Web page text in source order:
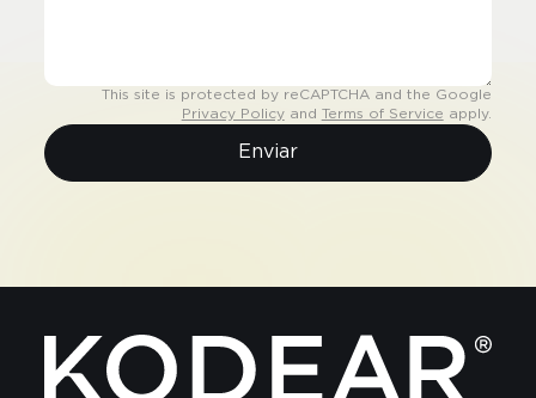
This site is protected by reCAPTCHA and the Google
Privacy Policy and Terms of Service apply.
Enviar